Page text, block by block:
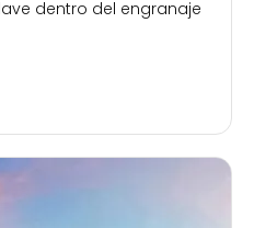
dentro del engranaje